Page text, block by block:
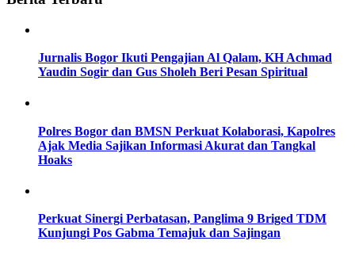
Jurnalis Bogor Ikuti Pengajian Al Qalam, KH Achmad
Yaudin Sogir dan Gus Sholeh Beri Pesan Spiritual
Polres Bogor dan BMSN Perkuat Kolaborasi, Kapolres
Ajak Media Sajikan Informasi Akurat dan Tangkal
Hoaks
Perkuat Sinergi Perbatasan, Panglima 9 Briged TDM
Kunjungi Pos Gabma Temajuk dan Sajingan